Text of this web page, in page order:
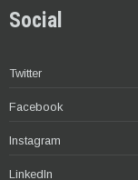
Social
Twitter
Facebook
Instagram
LinkedIn